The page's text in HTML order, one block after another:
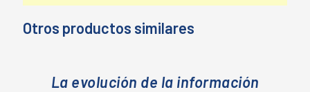
Otros productos similares
La evolución de la información